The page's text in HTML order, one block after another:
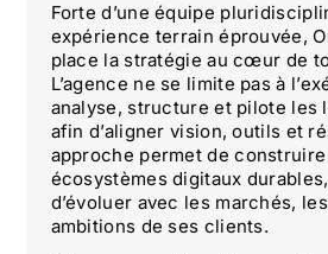
Forte d’une équipe
expérience terrain éprouvée,
place la stratégie au cœur de
L’agence ne se limite pas à
analyse, structure et pilote les
afin d’aligner vision, outils et
approche permet de
écosystèmes digitaux
d’évoluer avec les marchés,
ambitions de ses clients.